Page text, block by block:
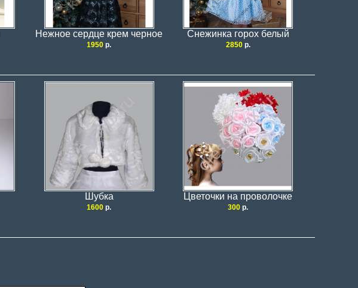
Нежное сердце крем черное Снежинка горох белый
1950 р. 2850р.
Шубка Цветочки на проволочке
1600 р. 300 р.